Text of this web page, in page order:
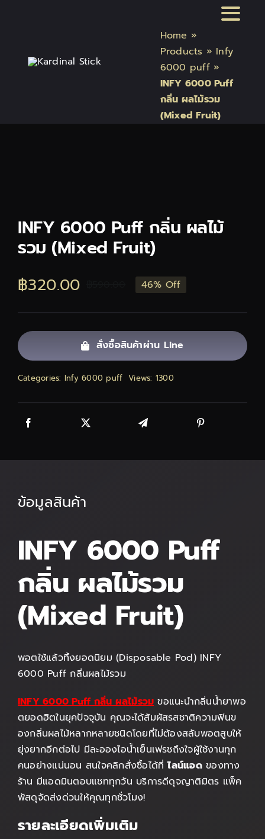
หน้าแรก
สินค้า Kardinal Stick
ติดต่อเรา
Home »
Products » Infy
6000 puff»
INFY 6000 Puff
กลิ่น ผลไม้รวม
(Mixed Fruit)
INFY 6000 Puff กลิ่น ผลไม้
รวม (Mixed Fruit)
Original
price
was:
฿590.00.
฿320.00
Current
price
is:
฿320.00.
46% Off
สั่งซื้อสินค้าผ่าน Line
Categories: Infy 6000 puff Views: 1300
ข้อมูลสินค้า
INFY 6000 Puff
กลิ่น ผลไม้รวม
(Mixed Fruit)
พอตใช้แล้วทิ้งยอดนิยม (Disposable Pod) INFY
6000 Puff กลิ่นผลไม้รวม
INFY 6000 Puff กลิ่น ผลไม้รวมขอแนะนำกลิ่นน้ำยาพอ
ตยอดฮิตในยุคปัจจุบัน คุณจะได้สัมผัสรสชาติความฟินข
องกลิ่นผลไม้หลากหลายชนิดโดยที่ไม่ต้องสลับพอตสูบให้
ยุ่งยากอีกต่อไป มีละอองไอน้ำเย็นเฟรชถึงใจผู้ใช้งานทุก
คนอย่างแน่นอน สนใจคลิกสั่งซื้อได้ที่ไลน์แอดของทาง
ร้าน มีแอดมินตอบแชททุกวัน บริการดีดุจญาติมิตร แพ็ค
พัสดุจัดส่งด่วนให้คุณทุกชั่วโมง!
รายละเอียดเพิ่มเติม